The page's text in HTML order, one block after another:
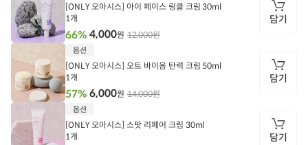
담
[ONLY 오아시스] 아이 페이스 링클 크림 30ml
1개
12,000원
66% 4,000원
담기
담
옵션
[ONLY 오아시스] 오트 바이옴 탄력 크림 50ml
1개
14,000원
57% 6,000원
담기
옵션
[ONLY 오아시스] 스팟 리페어 크림 30ml
1개
담기